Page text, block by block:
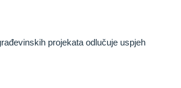
projekata odlučuje uspjeh